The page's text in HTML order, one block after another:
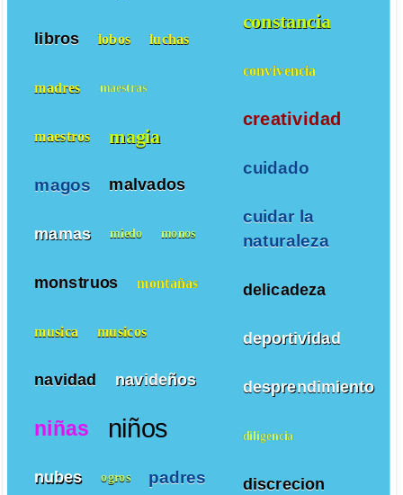
constancia
convivencia
creatividad
cuidado
cuidar la
naturaleza
delicadeza
deportividad
desprendimiento
diligencia
discrecion
libros lobos luchas
madres maestras
maestros magia
magos malvados
mamas miedo monos
monstruos montañas
musica musicos
navidad navideños
niñas niños
nubes ogros padres